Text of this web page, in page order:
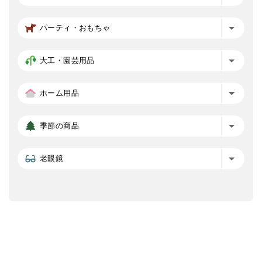
パーティ・おもちゃ
大工・園芸用品
ホーム用品
季節の商品
老眼鏡